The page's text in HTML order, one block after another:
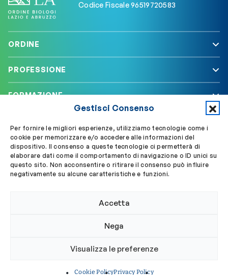
Gestisci Consenso
Per fornire le migliori esperienze, utilizziamo tecnologie come i
cookie per memorizzare e/o accedere alle informazioni del
dispositivo. Il consenso a queste tecnologie ci permetterà di
elaborare dati come il comportamento di navigazione o ID unici su
questo sito. Non acconsentire o ritirare il consenso può influire
negativamente su alcune caratteristiche e funzioni.
Accetta
Nega
Visualizza le preferenze
Cookie PolicyPrivacy Policy
Codice Fiscale 96519720583
ORDINE
PROFESSIONE
FORMAZIONE
Segui OBLA su Accedi a My OBLA
Cookie policy